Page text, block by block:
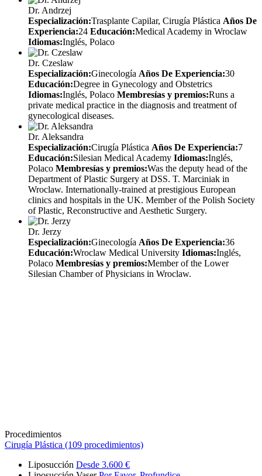
Dr. Andrzej
Especialización:Trasplante Capilar, Cirugía Plástica Años De
Experiencia:24 Educación:Medical Academy in Wroclaw
Idiomas:Inglés, Polaco
Dr. Czeslaw
Especialización:Ginecología Años De Experiencia:30
Educación:Degree in Gynecology and Obstetrics
Idiomas:Inglés, Polaco Membresías y premios:Runs a
private medical practice in the diagnosis and treatment of
gynecological diseases.
Dr. Aleksandra
Especialización:Cirugía Plástica Años De Experiencia:7
Educación:Silesian Medical Academy Idiomas:Inglés,
Polaco Membresías y premios:Was the deputy head of the
Department of Plastic Surgery at DSS. T. Marciniak in
Wroclaw. Internationally-trained at prestigious European
clinics and hospitals in the UK. Member of the Polish Society
of Plastic, Reconstructive and Aesthetic Surgery.
Dr. Jerzy
Especialización:Ginecología Años De Experiencia:36
Educación:Wroclaw Medical University Idiomas:Inglés,
Polaco Membresías y premios:Member of the Lower
Silesian Chamber of Physicians in Wroclaw.
Procedimientos
Cirugía Plástica (109 procedimientos)
Liposucción Desde 3.600 €